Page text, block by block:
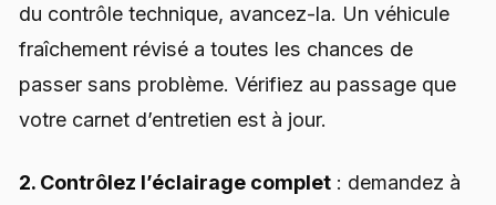
du contrôle technique, avancez-la. Un véhicule
fraîchement révisé a toutes les chances de
passer sans problème. Vérifiez au passage que
votre carnet d’entretien est à jour.
2. Contrôlez l’éclairage complet : demandez à